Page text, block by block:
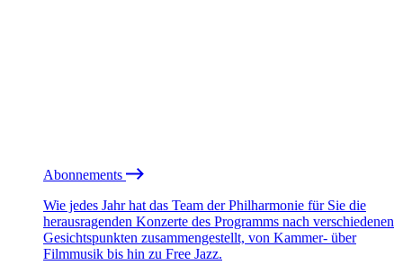
Abonnements
Wie jedes Jahr hat das Team der Philharmonie für Sie die
herausragenden Konzerte des Programms nach verschiedenen
Gesichtspunkten zusammengestellt, von Kammer- über
Filmmusik bis hin zu Free Jazz.